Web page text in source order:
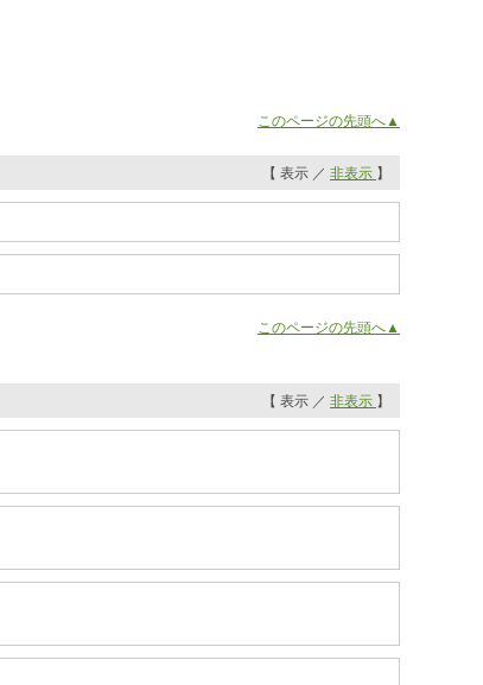
このページの先頭へ▲
【 表示 ／ 非表示 】
このページの先頭へ▲
【 表示 ／ 非表示 】